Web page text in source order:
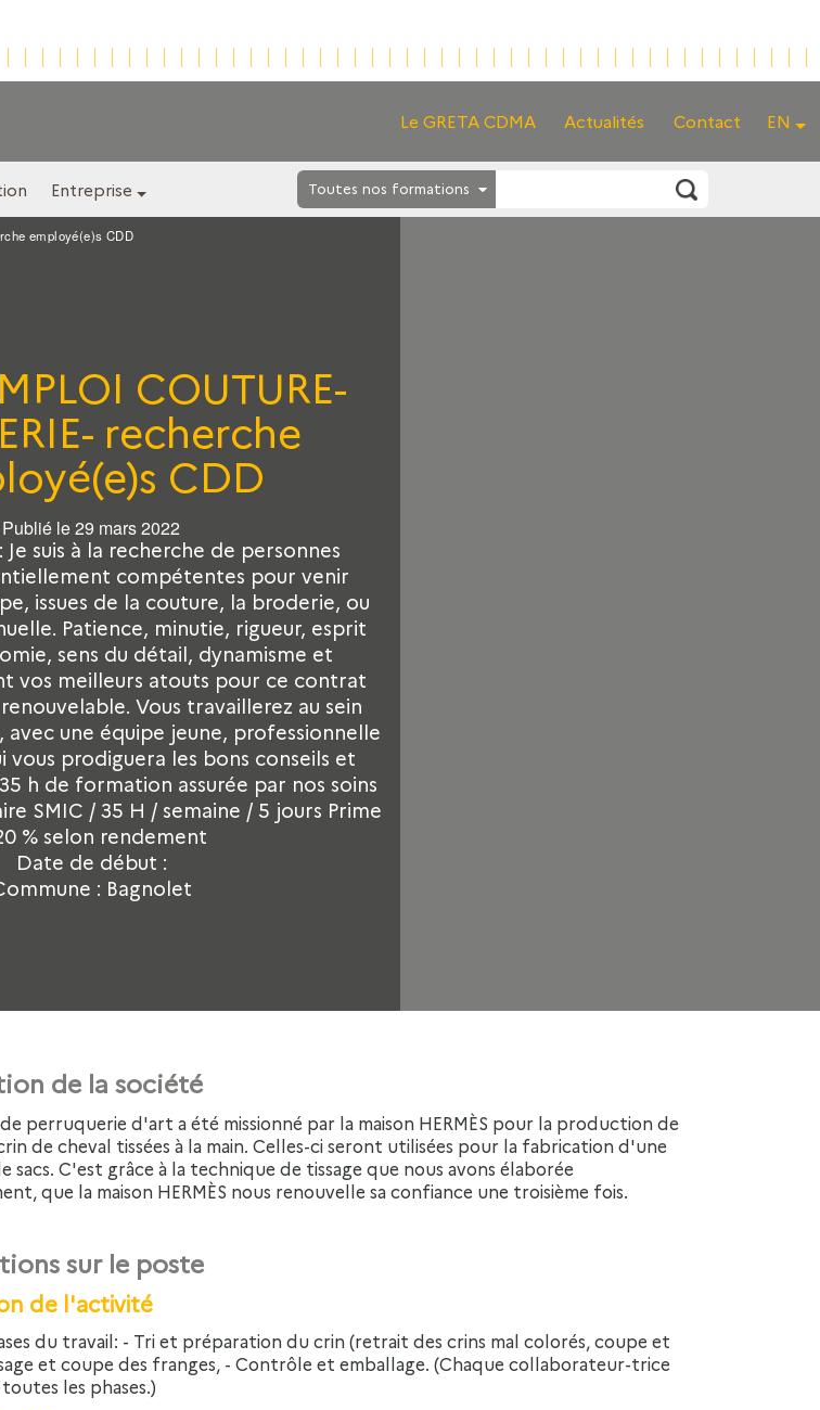
EN
Le GRETA CDMA Actualités Contact
Entreprise Toutes nos formations
COUTURE-
recherche
CDD
Publié le 29 mars 2022
suis à la recherche de personnes
compétentes pour venir
issues de la couture, la broderie, ou
Patience, minutie, rigueur, esprit
sens du détail, dynamisme et
vos meilleurs atouts pour ce contrat
Vous travaillerez au sein
une équipe jeune, professionnelle
vous prodiguera les bons conseils et
h de formation assurée par nos soins
SMIC / 35 H / semaine / 5 jours Prime
% selon rendement
Date de début :
: Bagnolet
employé(e)s CDD
de la société
de cheval tissées à la main. Celles-ci seront utilisées pour la fabrication d'une
sacs. C'est grâce à la technique de tissage que nous avons élaborée
que la maison HERMÈS nous renouvelle sa confiance une troisième fois.
sur le poste
de l'activité
et coupe des franges, - Contrôle et emballage. (Chaque collaborateur-trice
les phases.)